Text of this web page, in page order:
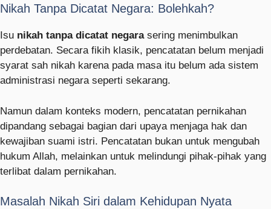
Nikah Tanpa Dicatat Negara: Bolehkah?
Isu nikah tanpa dicatat negarasering menimbulkan
perdebatan. Secara fikih klasik, pencatatan belum menjadi
syarat sah nikah karena pada masa itu belum ada sistem
administrasi negara seperti sekarang.
Namun dalam konteks modern, pencatatan pernikahan
dipandang sebagai bagian dari upaya menjaga hak dan
kewajiban suami istri. Pencatatan bukan untuk mengubah
hukum Allah, melainkan untuk melindungi pihak-pihak yang
terlibat dalam pernikahan.
Masalah Nikah Siri dalam Kehidupan Nyata